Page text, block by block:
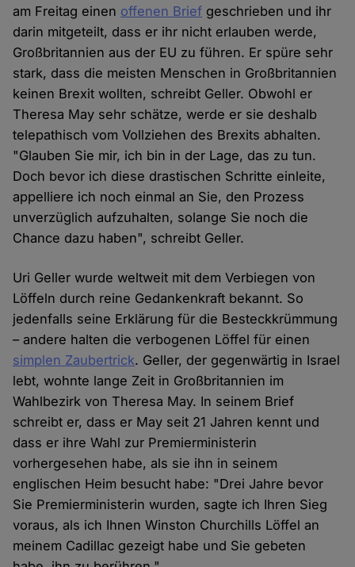
am Freitag einen offenen Brief geschrieben und ihr
darin mitgeteilt, dass er ihr nicht erlauben werde,
Großbritannien aus der EU zu führen. Er spüre sehr
stark, dass die meisten Menschen in Großbritannien
keinen Brexit wollten, schreibt Geller. Obwohl er
Theresa May sehr schätze, werde er sie deshalb
telepathisch vom Vollziehen des Brexits abhalten.
"Glauben Sie mir, ich bin in der Lage, das zu tun.
Doch bevor ich diese drastischen Schritte einleite,
appelliere ich noch einmal an Sie, den Prozess
unverzüglich aufzuhalten, solange Sie noch die
Chance dazu haben", schreibt Geller.
Uri Geller wurde weltweit mit dem Verbiegen von
Löffeln durch reine Gedankenkraft bekannt. So
jedenfalls seine Erklärung für die Besteckkrümmung
– andere halten die verbogenen Löffel für einen
simplen Zaubertrick. Geller, der gegenwärtig in Israel
lebt, wohnte lange Zeit in Großbritannien im
Wahlbezirk von Theresa May. In seinem Brief
schreibt er, dass er May seit 21 Jahren kennt und
dass er ihre Wahl zur Premierministerin
vorhergesehen habe, als sie ihn in seinem
englischen Heim besucht habe: "Drei Jahre bevor
Sie Premierministerin wurden, sagte ich Ihren Sieg
voraus, als ich Ihnen Winston Churchills Löffel an
meinem Cadillac gezeigt habe und Sie gebeten